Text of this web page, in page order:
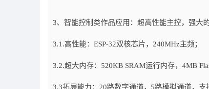
3、智能控制类作品应用：超高性能主控，强大
3.1.高性能：ESP-32双核芯片，240MHz主频；
3.2.超大内存：520KB SRAM运行内存，4MB
3.3拓展能力：20路数字通道，5路模拟通道，支